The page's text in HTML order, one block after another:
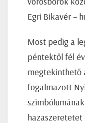
Egri Bikavér –
Most pedig a
péntektől fél
megtekinthető
fogalmazott